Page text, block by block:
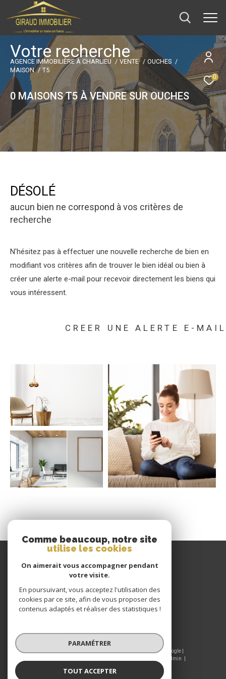
0
Votre recherche
AGENCE IMMOBILIÈRE À CHARLIEU VENTE
OUCHES
MAISON
T5
0 MAISONS T5 À VENDRE SUR OUCHES
DÉSOLÉ
aucun bien ne correspond à vos critères de
recherche
N'hésitez pas à effectuer une nouvelle recherche de bien en
modifiant vos critères afin de trouver le bien idéal ou bien à
créer une alerte e-mail pour recevoir directement les biens qui
vous intéressent.
CREER UNE ALERTE E-
GIRAUD IMMOBILIER
CONTACT@GIRAUDIMMO.COM
9 RUE CHANTELOUP
© 2026 | Tous droits réservés | Traduction powered by Google |
Admin
Comme beaucoup, notre site
utilise les cookies
On aimerait vous accompagner pendant
votre visite.
En poursuivant, vous acceptez l'utilisation des
cookies par ce site, afin de vous proposer des
contenus adaptés et réaliser des statistiques !
PARAMÉTRER
TOUT ACCEPTER